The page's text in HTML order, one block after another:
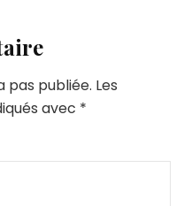
pas publiée. Les
avec *